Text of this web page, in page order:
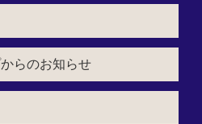
らのお知らせ